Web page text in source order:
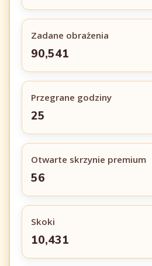
Zadane obrażenia
90,541
Przegrane godziny
25
Otwarte skrzynie premium
56
Skoki
10,431